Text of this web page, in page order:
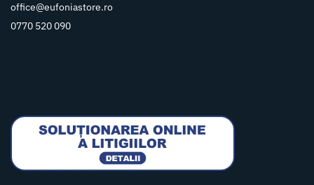
office@eufoniastore.ro
0770 520 090